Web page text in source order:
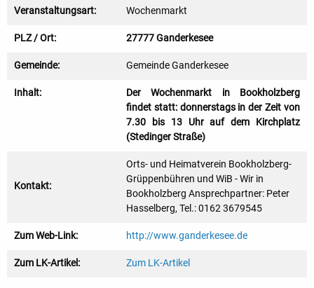
Veranstaltungsart: Wochenmarkt
PLZ / Ort: 27777 Ganderkesee
Gemeinde: Gemeinde Ganderkesee
Inhalt:
Der Wochenmarkt in Bookholzberg
findet statt: donnerstags in der Zeit von
7.30 bis 13 Uhr auf dem Kirchplatz
(Stedinger Straße)
Kontakt:
Orts- und Heimatverein Bookholzberg-
Grüppenbühren und WiB - Wir in
Bookholzberg Ansprechpartner: Peter
Hasselberg, Tel.: 0162 3679545
Zum Web-Link: http://www.ganderkesee.de
Zum LK-Artikel: Zum LK-Artikel